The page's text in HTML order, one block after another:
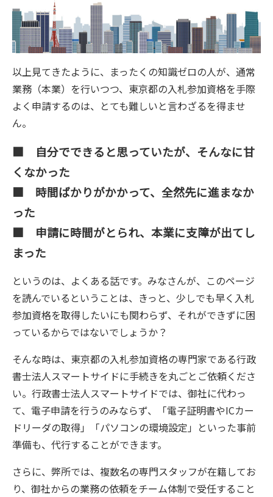
以上見てきたように、まったくの知識ゼロの人が、通常
業務（本業）を行いつつ、東京都の入札参加資格を手際
よく申請するのは、とても難しいと言わざるを得ませ
ん。
■ 自分でできると思っていたが、そんなに甘
くなかった
■ 時間ばかりがかかって、全然先に進まなか
った
■ 申請に時間がとられ、本業に支障が出てし
まった
というのは、よくある話です。みなさんが、このページ
を読んでいるということは、きっと、少しでも早く入札
参加資格を取得したいにも関わらず、それができずに困
っているからではないでしょうか？
そんな時は、東京都の入札参加資格の専門家である行政
書士法人スマートサイドに手続きを丸ごとご依頼くださ
い。行政書士法人スマートサイドでは、御社に代わっ
て、電子申請を行うのみならず、「電子証明書やICカー
ドリーダの取得」「パソコンの環境設定」といった事前
準備も、代行することができます。
さらに、弊所では、複数名の専門スタッフが在籍してお
り、御社からの業務の依頼をチーム体制で受任すること